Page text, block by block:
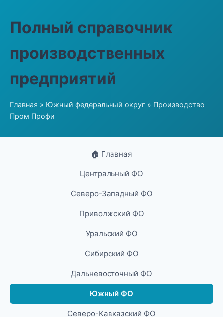
Полный справочник
производственных
предприятий
Главная » Южный федеральный округ » Производство
Пром Профи
🏠 Главная
Центральный ФО
Северо-Западный ФО
Приволжский ФО
Уральский ФО
Сибирский ФО
Дальневосточный ФО
Южный ФО
Северо-Кавказский ФО